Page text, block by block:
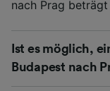
nach Prag
Ist es möglich,
Budapest nach